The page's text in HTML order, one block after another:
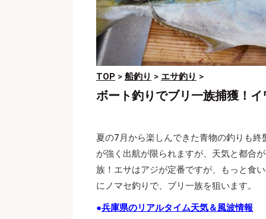
TOP > 船釣り > エサ釣り >
ボート釣りでブリ一族捕獲！
夏の7月から楽しんできた青物の釣りも
が強く出航が限られますが、天気と都合
族！エサはアジが定番ですが、もっと食
にノマセ釣りで、ブリ一族を狙います。
●兵庫県のリアルタイム天気＆風波情報